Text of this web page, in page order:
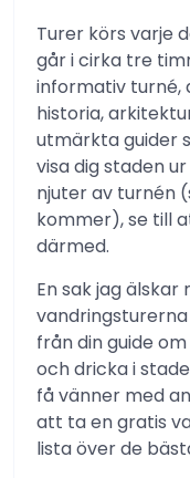
Turer körs varje
går i cirka tre
informativ turné,
historia,
utmärkta guider
visa dig staden
njuter av turnén
kommer), se till
därmed.
En sak jag älskar
från din guide
och dricka i
få vänner med
att ta en gratis
lista över de